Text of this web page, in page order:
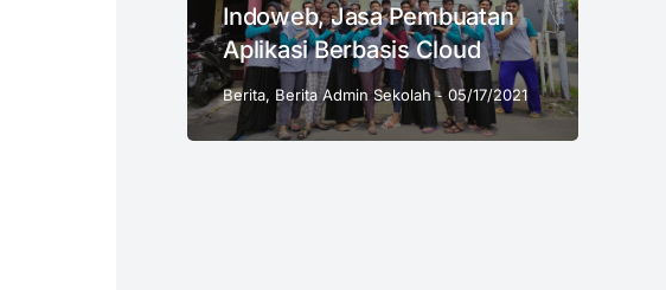
Indoweb, Jasa Pembuatan
Aplikasi Berbasis Cloud
Berita, Berita Admin Sekolah 05/17/2021